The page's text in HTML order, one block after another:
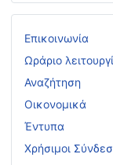
Επικοινωνία
Ωράριο
Αναζήτηση
Οικονομικά
Έντυπα
Χρήσιμοι